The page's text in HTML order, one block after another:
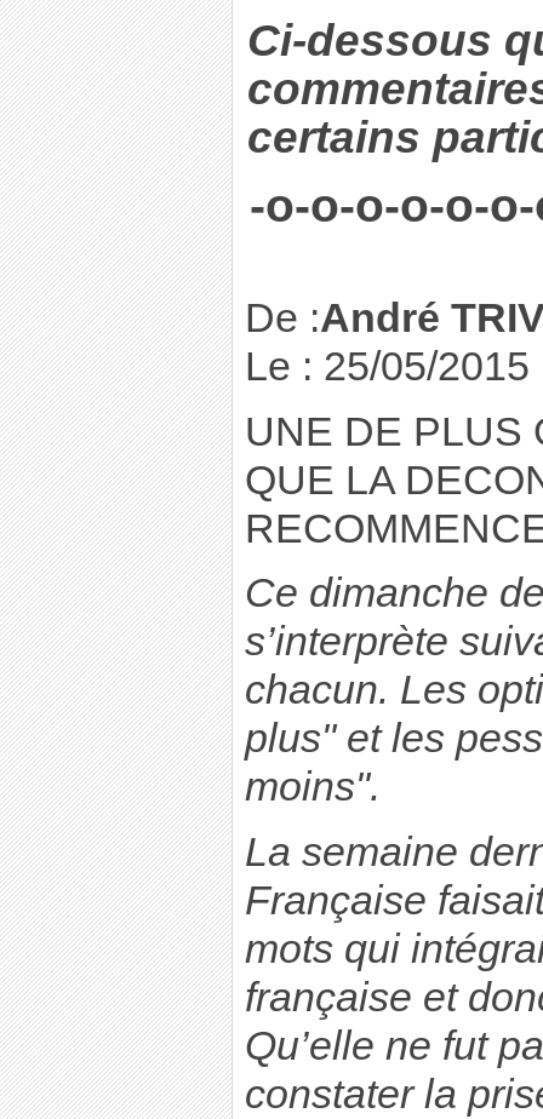
Ci-dessous
certains
-o-o-o-o-o-
De :André
Le : 25/05/2015
UNE DE PLUS
QUE LA
Ce dimanche
s’interprète
chacun. Les
plus" et les
moins".
La semaine
Française
mots qui
française et
Qu’elle ne fut
constater la